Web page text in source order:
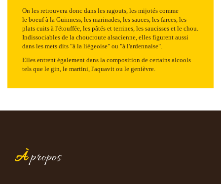
On les retrouvera donc dans les ragouts, les mijotés comme
le boeuf à la Guinness, les marinades, les sauces, les farces, les
plats cuits à l'étouffée, les pâtés et terrines, les saucisses et le chou.
Indissociables de la choucroute alsacienne, elles figurent aussi
dans les mets dits "à la liégeoise" ou "à l'ardennaise".
Elles entrent également dans la composition de certains alcools
tels que le gin, le martini, l'aquavit ou le genièvre.
Àpropos